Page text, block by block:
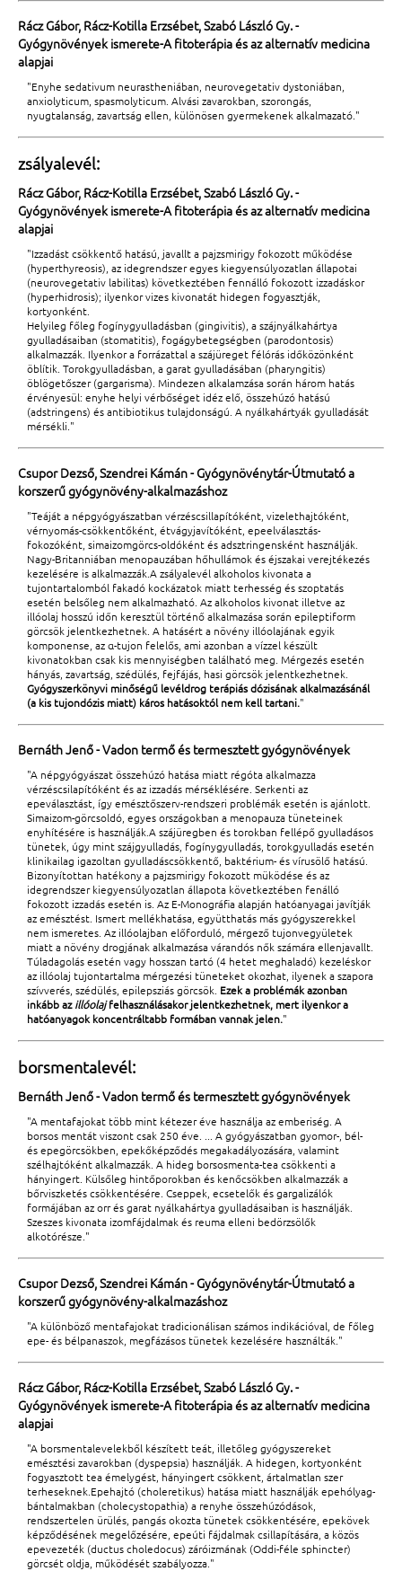
Rácz Gábor, Rácz-Kotilla Erzsébet, Szabó László Gy. -
Gyógynövények ismerete-A fitoterápia és az alternatív medicina
alapjai
"Enyhe sedativum neurastheniában, neurovegetativ dystoniában,
anxiolyticum, spasmolyticum. Alvási zavarokban, szorongás,
nyugtalanság, zavartság ellen, különösen gyermekenek alkalmazató."
zsályalevél:
Rácz Gábor, Rácz-Kotilla Erzsébet, Szabó László Gy. -
Gyógynövények ismerete-A fitoterápia és az alternatív medicina
alapjai
"Izzadást csökkentő hatású, javallt a pajzsmirigy fokozott működése
(hyperthyreosis), az idegrendszer egyes kiegyensúlyozatlan állapotai
(neurovegetativ labilitas) következtében fennálló fokozott izzadáskor
(hyperhidrosis); ilyenkor vizes kivonatát hidegen fogyasztják,
kortyonként.
Helyileg főleg fogínygyulladásban (gingivitis), a szájnyálkahártya
gyulladásaiban (stomatitis), fogágybetegségben (parodontosis)
alkalmazzák. Ilyenkor a forrázattal a szájüreget félórás időközönként
öblítik. Torokgyulladásban, a garat gyulladásában (pharyngitis)
öblögetőszer (gargarisma). Mindezen alkalamzása során három hatás
érvényesül: enyhe helyi vérbőséget idéz elő, összehúzó hatású
(adstringens) és antibiotikus tulajdonságú. A nyálkahártyák gyulladását
mérsékli."
Csupor Dezső, Szendrei Kámán - Gyógynövénytár-Útmutató a
korszerű gyógynövény-alkalmazáshoz
"Teáját a népgyógyászatban vérzéscsillapítóként, vizelethajtóként,
vérnyomás-csökkentőként, étvágyjavítóként, epeelválasztás-
fokozóként, simaizomgörcs-oldóként és adsztringensként használják.
Nagy-Britanniában menopauzában hőhullámok és éjszakai verejtékezés
kezelésére is alkalmazzák.A zsályalevél alkoholos kivonata a
tujontartalomból fakadó kockázatok miatt terhesség és szoptatás
esetén belsőleg nem alkalmazható. Az alkoholos kivonat illetve az
illóolaj hosszú időn keresztül történő alkalmazása során epileptiform
görcsök jelentkezhetnek. A hatásért a növény illóolajának egyik
komponense, az α-tujon felelős, ami azonban a vízzel készült
kivonatokban csak kis mennyiségben található meg. Mérgezés esetén
hányás, zavartság, szédülés, fejfájás, hasi görcsök jelentkezhetnek.
Gyógyszerkönyvi minőségű levéldrog terápiás dózisának alkalmazásánál
(a kis tujondózis miatt) káros hatásoktól nem kell tartani."
Bernáth Jenő - Vadon termő és termesztett gyógynövények
"A népgyógyászat összehúzó hatása miatt régóta alkalmazza
vérzéscsilapítóként és az izzadás mérséklésére. Serkenti az
epeválasztást, így emésztőszerv-rendszeri problémák esetén is ajánlott.
Simaizom-görcsoldó, egyes országokban a menopauza tüneteinek
enyhítésére is használják.A szájüregben és torokban fellépő gyulladásos
tünetek, úgy mint szájgyulladás, fogínygyulladás, torokgyulladás esetén
klinikailag igazoltan gyulladáscsökkentő, baktérium- és vírusölő hatású.
Bizonyítottan hatékony a pajzsmirigy fokozott müködése és az
idegrendszer kiegyensúlyozatlan állapota következtében fenálló
fokozott izzadás esetén is. Az E-Monográfia alapján hatóanyagai javítják
az emésztést. Ismert mellékhatása, együtthatás más gyógyszerekkel
nem ismeretes. Az illóolajban előforduló, mérgező tujonvegyületek
miatt a növény drogjának alkalmazása várandós nők számára ellenjavallt.
Túladagolás esetén vagy hosszan tartó (4 hetet meghaladó) kezeléskor
az illóolaj tujontartalma mérgezési tüneteket okozhat, ilyenek a szapora
szívverés, szédülés, epilepsziás görcsök. Ezek a problémák azonban
inkább azillóolajfelhasználásakor jelentkezhetnek, mert ilyenkor a
hatóanyagok koncentráltabb formában vannak jelen."
borsmentalevél:
Bernáth Jenő - Vadon termő és termesztett gyógynövények
"A mentafajokat több mint kétezer éve használja az emberiség. A
borsos mentát viszont csak 250 éve. ... A gyógyászatban gyomor-, bél-
és epegörcsökben, epekőképződés megakadályozására, valamint
szélhajtóként alkalmazzák. A hideg borsosmenta-tea csökkenti a
hányingert. Külsőleg hintőporokban és kenőcsökben alkalmazzák a
bőrviszketés csökkentésére. Cseppek, ecsetelők és gargalizálók
formájában az orr és garat nyálkahártya gyulladásaiban is használják.
Szeszes kivonata izomfájdalmak és reuma elleni bedörzsölők
alkotórésze."
Csupor Dezső, Szendrei Kámán - Gyógynövénytár-Útmutató a
korszerű gyógynövény-alkalmazáshoz
"A különböző mentafajokat tradicionálisan számos indikációval, de főleg
epe- és bélpanaszok, megfázásos tünetek kezelésére használták."
Rácz Gábor, Rácz-Kotilla Erzsébet, Szabó László Gy. -
Gyógynövények ismerete-A fitoterápia és az alternatív medicina
alapjai
"A borsmentalevelekből készített teát, illetőleg gyógyszereket
emésztési zavarokban (dyspepsia) használják. A hidegen, kortyonként
fogyasztott tea émelygést, hányingert csökkent, ártalmatlan szer
terheseknek.Epehajtó (choleretikus) hatása miatt használják epehólyag-
bántalmakban (cholecystopathia) a renyhe összehúzódások,
rendszertelen ürülés, pangás okozta tünetek csökkentésére, epekövek
képződésének megelőzésére, epeúti fájdalmak csillapítására, a közös
epevezeték (ductus choledocus) záróizmának (Oddi-féle sphincter)
görcsét oldja, működését szabályozza."